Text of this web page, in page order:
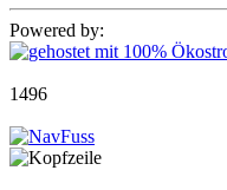
Powered by:
1496